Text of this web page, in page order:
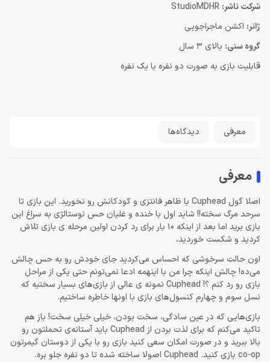
شرکت ناشر:
ژانر: اکشن ماجراجویی
گروه سنی: بالای 3 سال
قابلیت بازی به صورت دو نفره یا یک نفره
معرفی دیدگاه‌ها
معرفی
اصلا گول Cuphead با ظاهر فانتزی و کودکانش رو نخورید. این بازی تا
سرحد مرگ سخته!! شاید اول با خنده و غلیان حس نوستالژی به سراغ این
بازی برید اما بعد از اینکه 10 بار برای رد کردن اولین مرحله ی بازی تلاش
کردید و شکست خوردید،
اون حالت سرخوشی که احساس می‌کردید جای خودش رو به حس چالش
می‌ده! چالش اینکه چرا من با اینهمه ادعا نمی‌تونم حتی یکی از مراحل
بازی رو رد کنم ؟! Cuphead نمونه ی عالی از بازی‌های بسیار سختیه که
نسل سوم و چهارم کنسول‌های بازی با اونها خاطره ساختیم.
بازی‌هایی که در عین سادگی، سخت بودن، خیلی خیلی سخت! باز هم
تاکید می‌کنم که برای لذت بردن از Cuphead باید آستانه‌ی تحملتون رو
بالا ببرید و در صورت امکان سعی کنید بازی رو با یکی از دوستان گیمرتون
co-op بازی کنید. Cuphead اصولا ساخته شده تا دو نفره جلو بره.